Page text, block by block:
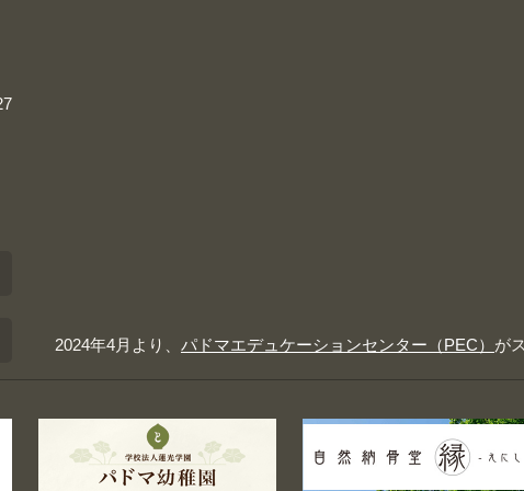
2024年4月より、 パドマエデュケーションセンター（PEC） が